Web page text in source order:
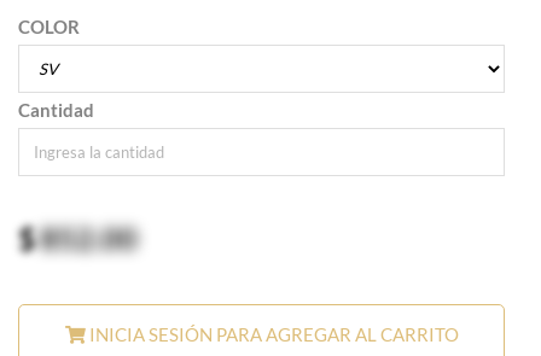
COLOR
Cantidad
$852.00
INICIA SESIÓN PARA AGREGAR AL CARRITO